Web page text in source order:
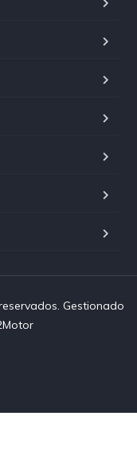
Gestionado